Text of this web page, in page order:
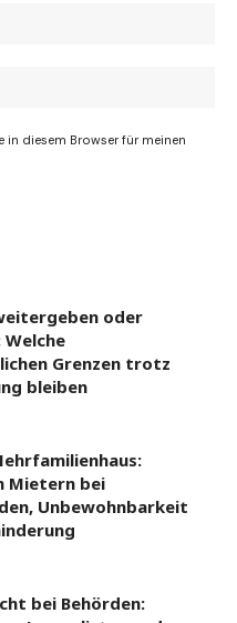
in diesem Browser für meinen
oder
Grenzen trotz
bleiben
Mietern bei
Unbewohnbarkeit
bei Behörden: